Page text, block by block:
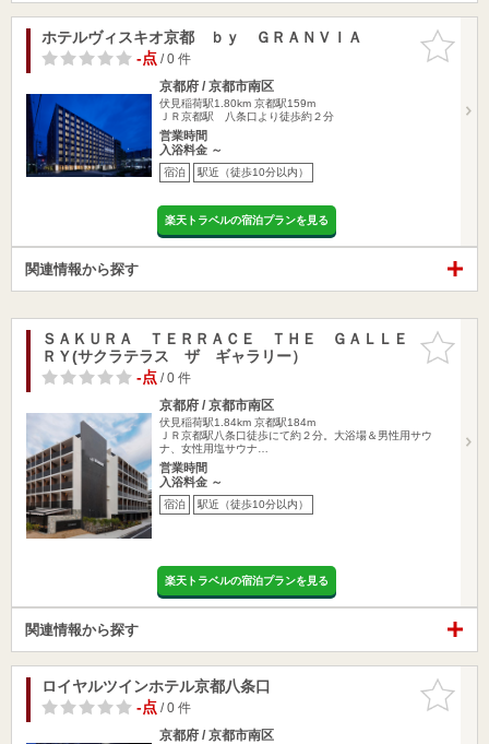
お気に入
りに追加
ホテルヴィスキオ京都 ｂｙ ＧＲＡＮＶＩＡ
-点/ 0 件
京都府 / 京都市南区
伏見稲荷駅1.80km 京都駅159m
ＪＲ京都駅 八条口より徒歩約２分
営業時間
入浴料金 ～
宿泊 駅近（徒歩10分以内）
楽天トラベルの宿泊プランを見る
関連情報から探す
お気に入
りに追加
ＳＡＫＵＲＡ ＴＥＲＲＡＣＥ ＴＨＥ ＧＡＬＬＥ
ＲＹ(サクラテラス ザ ギャラリー）
-点/ 0 件
京都府 / 京都市南区
伏見稲荷駅1.84km 京都駅184m
ＪＲ京都駅八条口徒歩にて約２分。大浴場＆男性用サウ
ナ、女性用塩サウナ…
営業時間
入浴料金 ～
宿泊 駅近（徒歩10分以内）
楽天トラベルの宿泊プランを見る
関連情報から探す
お気に入
りに追加
ロイヤルツインホテル京都八条口
-点/ 0 件
京都府 / 京都市南区